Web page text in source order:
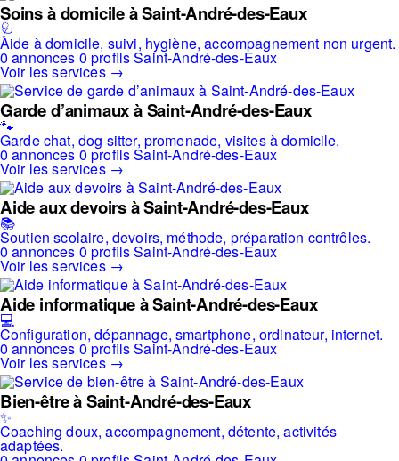
Soins à domicile à Saint-André-des-Eaux
🩺
Aide à domicile, suivi, hygiène, accompagnement non urgent.
0 annonces 0 profilsSaint-André-des-Eaux
Voir les services →
Garde d’animaux à Saint-André-des-Eaux
🐾
Garde chat, dog sitter, promenade, visites à domicile.
0 annonces 0 profilsSaint-André-des-Eaux
Voir les services →
Aide aux devoirs à Saint-André-des-Eaux
📚
Soutien scolaire, devoirs, méthode, préparation contrôles.
0 annonces 0 profilsSaint-André-des-Eaux
Voir les services →
Aide informatique à Saint-André-des-Eaux
💻
Configuration, dépannage, smartphone, ordinateur, internet.
0 annonces 0 profilsSaint-André-des-Eaux
Voir les services →
Bien-être à Saint-André-des-Eaux
✨
Coaching doux, accompagnement, détente, activités
adaptées.